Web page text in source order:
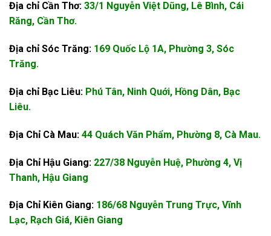
Địa chỉ Cần Thơ: 33/1 Nguyễn Việt Dũng, Lê Bình, Cái
Răng, Cần Thơ.
Địa chỉ Sóc Trăng: 169 Quốc Lộ 1A, Phường 3, Sóc
Trăng.
Địa chỉ Bạc Liêu: Phú Tân, Ninh Quới, Hồng Dân, Bạc
Liêu.
Địa Chỉ Cà Mau: 44 Quách Văn Phẩm, Phường 8, Cà Mau.
Địa Chỉ Hậu Giang: 227/38 Nguyễn Huệ, Phường 4, Vị
Thanh, Hậu Giang
Địa Chỉ Kiên Giang: 186/68 Nguyễn Trung Trực, Vĩnh
Lạc, Rạch Giá, Kiên Giang